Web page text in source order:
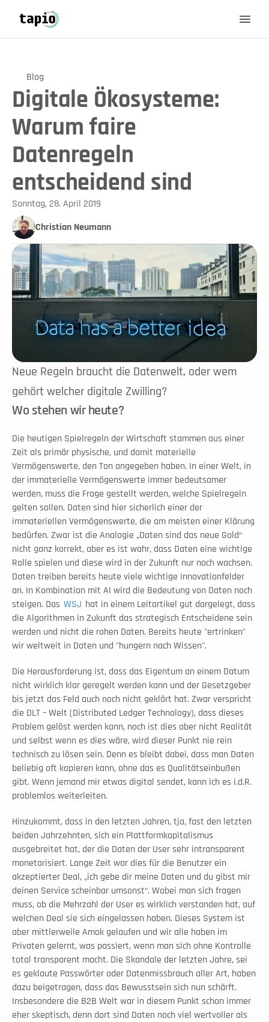
Blog
Digitale Ökosysteme:
Warum faire
Datenregeln
entscheidend sind
Sonntag, 28. April 2019
Christian Neumann
Neue Regeln braucht die Datenwelt, oder wem
gehört welcher digitale Zwilling?
Wo stehen wir heute?
Die heutigen Spielregeln der Wirtschaft stammen aus einer
Zeit als primär physische, und damit materielle
Vermögenswerte, den Ton angegeben haben. In einer Welt, in
der immaterielle Vermögenswerte immer bedeutsamer
werden, muss die Frage gestellt werden, welche Spielregeln
gelten sollen. Daten sind hier sicherlich einer der
immateriellen Vermögenswerte, die am meisten einer Klärung
bedürfen. Zwar ist die Analogie „Daten sind das neue Gold“
nicht ganz korrekt, aber es ist wahr, dass Daten eine wichtige
Rolle spielen und diese wird in der Zukunft nur noch wachsen.
Daten treiben bereits heute viele wichtige Innovationfelder
an. In Kombination mit AI wird die Bedeutung von Daten noch
steigen. Das WSJ hat in einem Leitartikel gut dargelegt, dass
die Algorithmen in Zukunft das strategisch Entscheidene sein
werden und nicht die rohen Daten. Bereits heute "ertrinken"
wir weltweit in Daten und "hungern nach Wissen".
Die Herausforderung ist, dass das Eigentum an einem Datum
nicht wirklich klar geregelt werden kann und der Gesetzgeber
bis jetzt das Feld auch noch nicht geklärt hat. Zwar verspricht
die DLT – Welt (Distributed Ledger Technology), dass dieses
Problem gelöst werden kann, noch ist dies aber nicht Realität
und selbst wenn es dies wäre, wird dieser Punkt nie rein
technisch zu lösen sein. Denn es bleibt dabei, dass man Daten
beliebig oft kopieren kann, ohne das es Qualitätseinbußen
gibt. Wenn jemand mir etwas digital sendet, kann ich es i.d.R.
problemlos weiterleiten.
Hinzukommt, dass in den letzten Jahren, tja, fast den letzten
beiden Jahrzehnten, sich ein Plattformkapitalismus
ausgebreitet hat, der die Daten der User sehr intransparent
monetarisiert. Lange Zeit war dies für die Benutzer ein
akzeptierter Deal, „ich gebe dir meine Daten und du gibst mir
deinen Service scheinbar umsonst“. Wobei man sich fragen
muss, ob die Mehrzahl der User es wirklich verstanden hat, auf
welchen Deal sie sich eingelassen haben. Dieses System ist
aber mittlerweile Amok gelaufen und wir alle haben im
Privaten gelernt, was passiert, wenn man sich ohne Kontrolle
total transparent macht. Die Skandale der letzten Jahre, sei
es geklaute Passwörter oder Datenmissbrauch aller Art, haben
dazu beigetragen, dass das Bewusstsein sich nun schärft.
Insbesondere die B2B Welt war in diesem Punkt schon immer
eher skeptisch, denn dort sind Daten noch viel wertvoller als